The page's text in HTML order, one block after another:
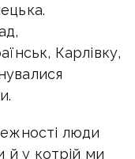
Карлівку,
люди
й у котрій ми